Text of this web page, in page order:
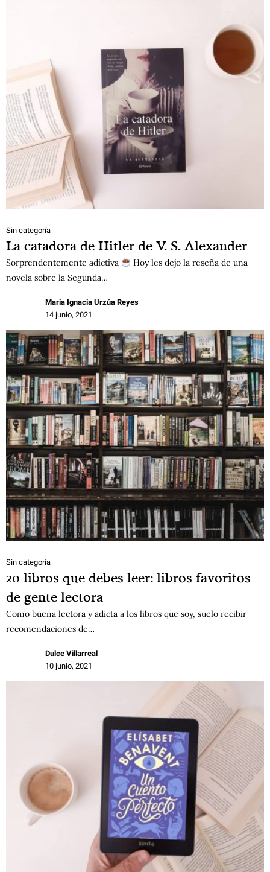
Sin categoría
La catadora de Hitler de V. S. Alexander
Sorprendentemente adictiva
Hoy les dejo la reseña de una
novela sobre la Segunda…
Maria Ignacia Urzúa Reyes
14 junio, 2021
Sin categoría
20 libros que debes leer: libros favoritos
de gente lectora
Como buena lectora y adicta a los libros que soy, suelo recibir
recomendaciones de…
Dulce Villarreal
10 junio, 2021